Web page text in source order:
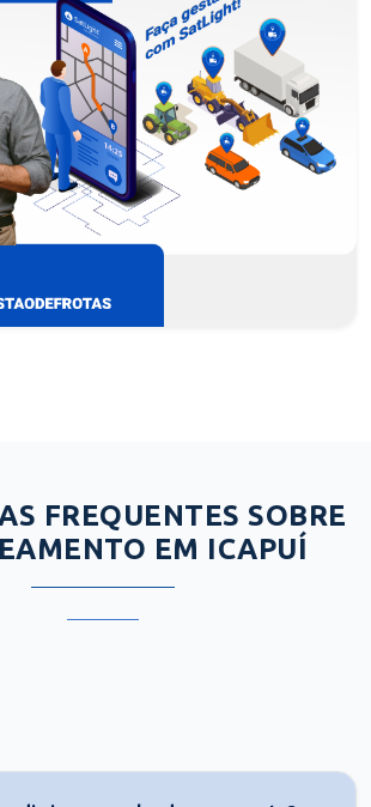
FREQUENTES SOBRE
EM ICAPUÍ